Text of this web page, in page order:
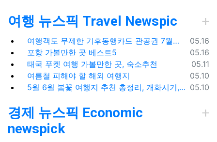
여행 뉴스픽 Travel Newspic
등록일
05.16
여행객도 무제한 기후동행카드 관공권 7월출시
등록일
05.16
포항 가볼만한 곳 베스트5
등록일
05.11
태국 푸켓 여행 가볼만한 곳, 숙소추천
등록일
05.10
여름철 피해야 할 해외 여행지
등록일
05.10
5월 6월 봄꽃 여행지 추천 총정리, 개화시기, 지도공유
경제 뉴스픽 Economic
newspick